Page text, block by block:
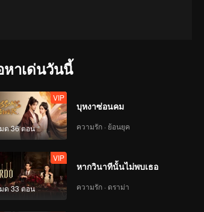
หาเด่นวันนี้
ด 36 ตอน
VIP
บุหงาซ่อนคม
ความรัก · ย้อนยุค
ด 33 ตอน
VIP
หากวินาทีนั้นไม่พบเธอ
ความรัก · ดราม่า